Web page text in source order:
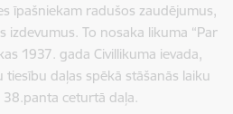
īpašniekam radušos zaudējumus,
izdevumus. To nosaka likuma “Par
1937. gada Civillikuma ievada,
daļas spēkā stāšanās laiku
ceturtā daļa.